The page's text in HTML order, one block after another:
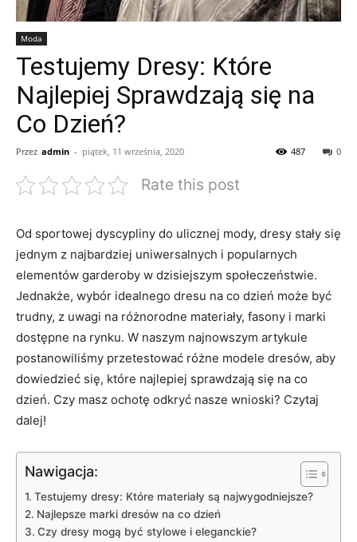
Moda
Testujemy Dresy: Które
Najlepiej Sprawdzają się na
Co Dzień?
Przez admin - piątek, 11 września, 2020 0
487
Rate this post
Od sportowej dyscypliny ⁣do ulicznej‍ mody, ⁢dresy​ stały się
jednym z najbardziej uniwersalnych i popularnych
elementów garderoby w dzisiejszym społeczeństwie.
Jednakże, wybór idealnego dresu na ⁣co dzień⁢ może⁣ być
trudny, ​z uwagi na różnorodne materiały,⁤ fasony i marki
dostępne na rynku. ​W ​naszym najnowszym ⁣artykule
postanowiliśmy przetestować różne modele dresów, aby
dowiedzieć się, które najlepiej sprawdzają‌ się na ⁣co
dzień. Czy masz‌ ochotę odkryć nasze wnioski? Czytaj⁤
dalej!
Nawigacja:
Testujemy dresy: Które materiały są najwygodniejsze?
Najlepsze marki dresów na co dzień
Czy dresy‌ mogą ⁣być stylowe i ⁣eleganckie?